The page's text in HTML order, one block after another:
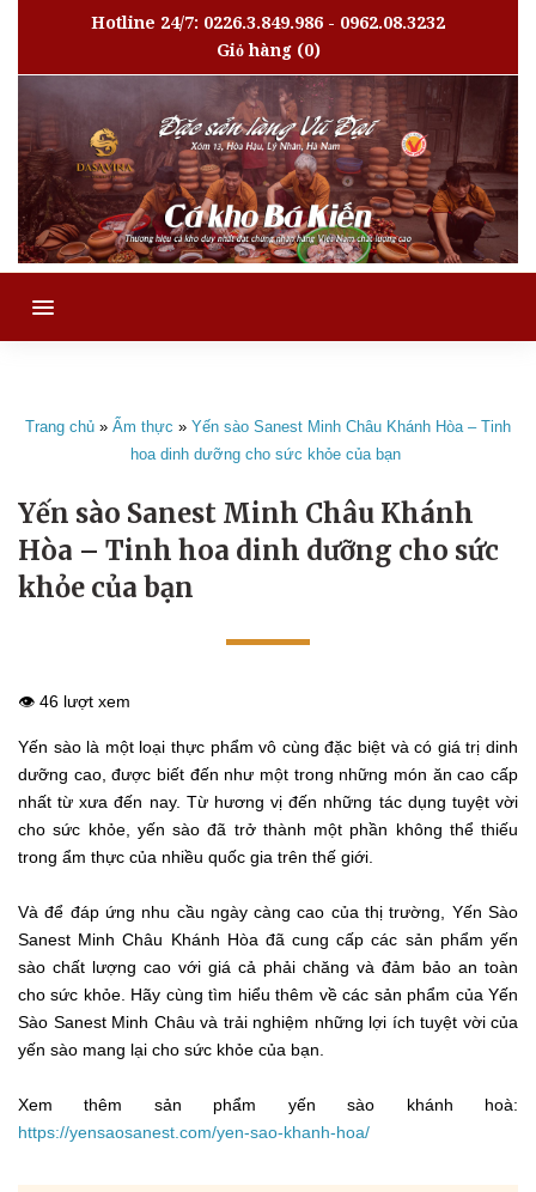
Hotline 24/7: 0226.3.849.986 - 0962.08.3232
Giỏ hàng(0)
MENU
Trang chủ » Ẩm thực » Yến sào Sanest Minh Châu Khánh Hòa – Tinh
hoa dinh dưỡng cho sức khỏe của bạn
Yến sào Sanest Minh Châu Khánh
Hòa – Tinh hoa dinh dưỡng cho sức
khỏe của bạn
👁️ 46 lượt xem
Yến sào là một loại thực phẩm vô cùng đặc biệt và có giá trị dinh
dưỡng cao, được biết đến như một trong những món ăn cao cấp
nhất từ xưa đến nay. Từ hương vị đến những tác dụng tuyệt vời
cho sức khỏe, yến sào đã trở thành một phần không thể thiếu
trong ẩm thực của nhiều quốc gia trên thế giới.
Và để đáp ứng nhu cầu ngày càng cao của thị trường, Yến Sào
Sanest Minh Châu Khánh Hòa đã cung cấp các sản phẩm yến
sào chất lượng cao với giá cả phải chăng và đảm bảo an toàn
cho sức khỏe. Hãy cùng tìm hiểu thêm về các sản phẩm của Yến
Sào Sanest Minh Châu và trải nghiệm những lợi ích tuyệt vời của
yến sào mang lại cho sức khỏe của bạn.
Xem thêm sản phẩm yến sào khánh hoà:
https://yensaosanest.com/yen-sao-khanh-hoa/